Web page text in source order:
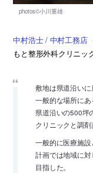
中村浩士 / 中村工務店
もと整形外科クリニッ
敷地は県道沿い
一般的な場所にあ
県道沿いの500坪
クリニックと調剤
一般的に医療施
計画では地域に
目指した。